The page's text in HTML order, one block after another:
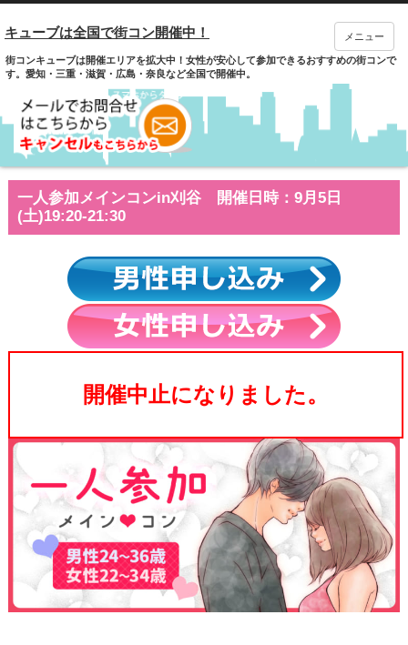
キューブは全国で街コン開催中！
街コンキューブは開催エリアを拡大中！女性が安心して参加できるおすすめの街コンで
す。愛知・三重・滋賀・広島・奈良など全国で開催中。
メニュー
一人参加メインコンin刈谷 開催日時：9月5日
(土)19:20-21:30
開催中止になりました。